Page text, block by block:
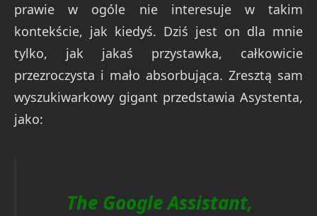
prawie w ogóle nie interesuje w takim
kontekście, jak kiedyś. Dziś jest on dla mnie
tylko, jak jakaś przystawka, całkowicie
przezroczysta i mało absorbująca. Zresztą sam
wyszukiwarkowy gigant przedstawia Asystenta,
jako:
The Google Assistant,